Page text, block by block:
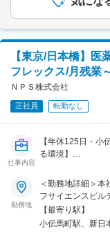
がんの免疫治療
おります。
＜患者様の特徴＞
国内外問わず、が
る方(アジア圏を
■理念
「患者の『生きる
択肢の最大化を目
医師、看護師、
つのチームとして
変更の範囲：会
子会社の決算の
部長、7名メンバ
く働いてます。東
スタートアップ企
総務など、バック
級・将来性の高
・当社は京都大
会実装するベンチ
の回復力で自然
良で長い時間をか
る可能性があり
【東京/日本橋】
フレックス/月残業
ＮＰＳ株式会社
正社員 転勤なし
仕事内容
【年休125日・小
る環境】
■ポジション概要：
バイオ医薬品や
行う当社にて、
イオ医薬品や再
等、業界の最先端
勤務地
＜勤務地詳細＞
フサイエンスビル
新日本橋駅受動
定める事業所
【最寄り駅】
小伝馬町駅、新日